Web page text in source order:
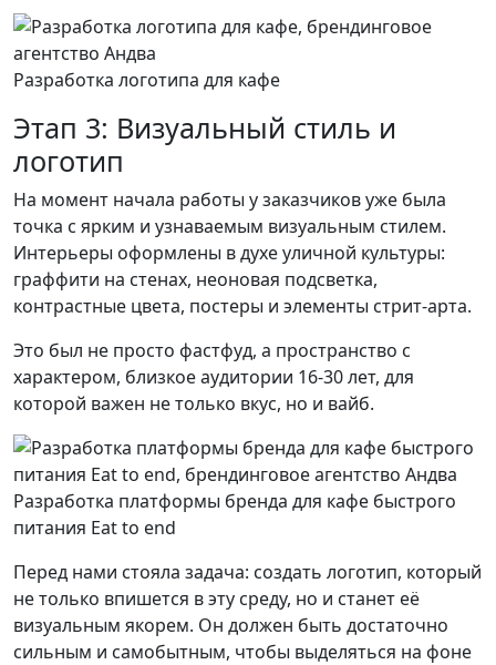
Разработка логотипа для кафе
Этап 3: Визуальный стиль и
логотип
На момент начала работы у заказчиков уже была
точка с ярким и узнаваемым визуальным стилем.
Интерьеры оформлены в духе уличной культуры:
граффити на стенах, неоновая подсветка,
контрастные цвета, постеры и элементы стрит-арта.
Это был не просто фастфуд, а пространство с
характером, близкое аудитории 16-30 лет, для
которой важен не только вкус, но и вайб.
Разработка платформы бренда для кафе быстрого
питания Eat to end
Перед нами стояла задача: создать логотип, который
не только впишется в эту среду, но и станет её
визуальным якорем. Он должен быть достаточно
сильным и самобытным, чтобы выделяться на фоне